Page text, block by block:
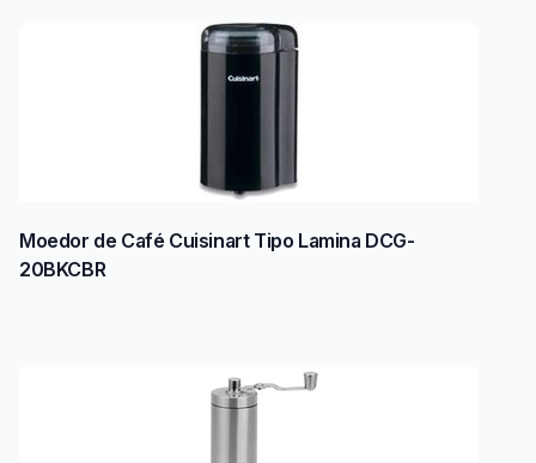
Moedor de Café Cuisinart Tipo Lamina DCG-
20BKCBR